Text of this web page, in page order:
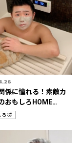
係に憧れる！素敵カ
おもしろHOME
ろ 🤣